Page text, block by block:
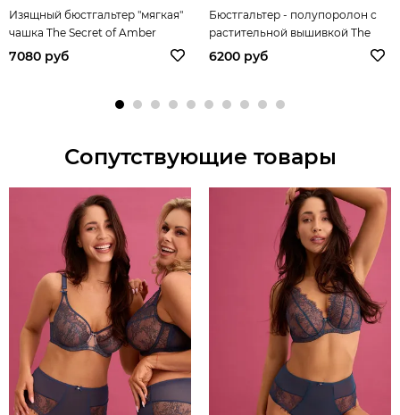
Изящный бюстгальтер "мягкая"
чашка The Secret of Amber
7080 руб
Бюстгальтер - полупоролон с
растительной вышивкой The
Secret of Amber
6200 руб
Сопутствующие товары